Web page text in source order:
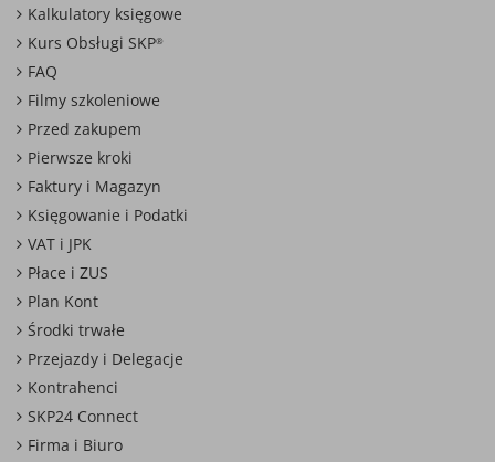
Kalkulatory księgowe
Kurs Obsługi SKP®
FAQ
Filmy szkoleniowe
Przed zakupem
Pierwsze kroki
Faktury i Magazyn
Księgowanie i Podatki
VAT i JPK
Płace i ZUS
Plan Kont
Środki trwałe
Przejazdy i Delegacje
Kontrahenci
SKP24 Connect
Firma i Biuro